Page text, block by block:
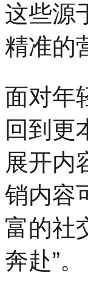
这些源
精准的
面对年
回到更
展开内
销内容
富的社
奔赴”。